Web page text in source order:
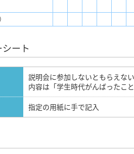
ート
説明会に参加しないともらえな
内容は「学生時代がんばったこと
指定の用紙に手で記入